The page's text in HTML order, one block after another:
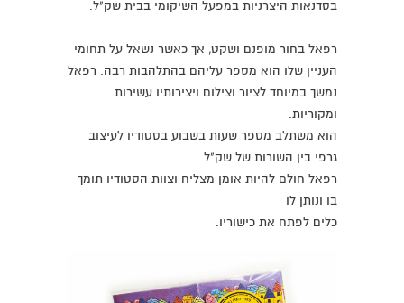
בסדנאות היצרניות במפעל השיקומי בבית שק"ל.
רפאל בחור מופנם ושקט, אך כאשר נשאל על תחומי
העניין שלו הוא מספר עליהם בהתלהבות רבה. רפאל
נמשך במיוחד לציור וצילום ויצירותיו עשירות
ומקוריות.
הוא משתלב מספר שעות בשבוע בסטודיו לעיצוב
גרפי בין השורות של שק"ל.
רפאל חולם להיות אומן מצליח וצוות הסטודיו תומך
בו ונותן לו
כלים לפתח את כישוריו.